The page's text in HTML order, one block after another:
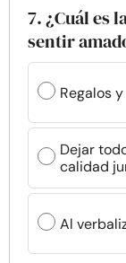
7. ¿Cuál es
sentir
Regalos
Dejar
calidad
Al